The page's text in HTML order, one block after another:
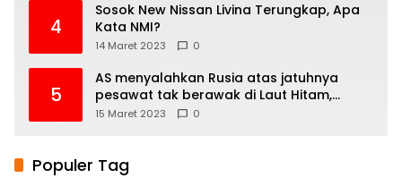
4
Sosok New Nissan Livina Terungkap, Apa
Kata NMI?
14 Maret 2023 0
5
AS menyalahkan Rusia atas jatuhnya
pesawat tak berawak di Laut Hitam,
Moskow menyangkal
15 Maret 2023 0
Populer Tag